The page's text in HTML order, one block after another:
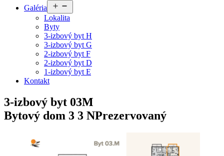
Galéria
menu
Lokalita
Byty
3-izbový byt H
3-izbový byt G
2-izbový byt F
2-izbový byt D
1-izbový byt E
Kontakt
3-izbový byt 03M
Bytový dom 3 3 NPrezervovaný